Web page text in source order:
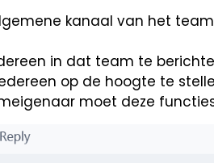
kanaal van het
in dat team te
op de hoogte te
moet deze